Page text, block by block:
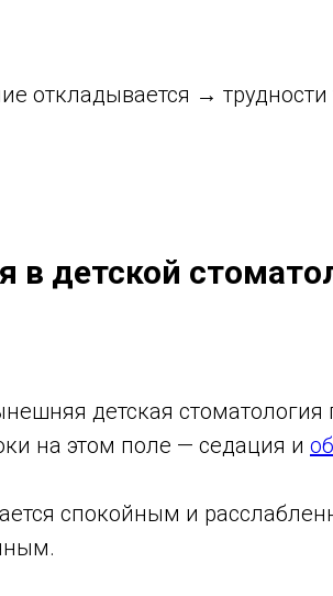
откладывается →
детской
детская стоматология
на этом поле — седация и
спокойным и